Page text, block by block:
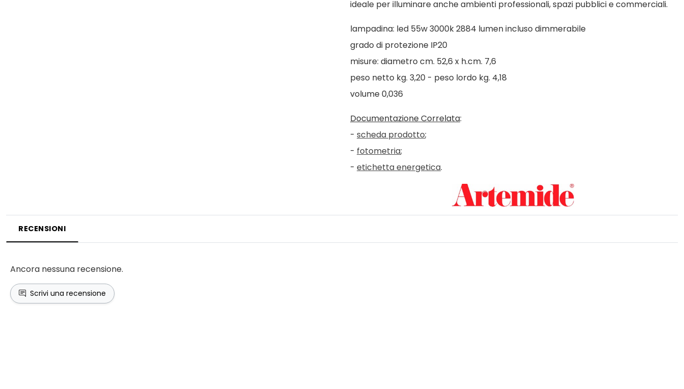
ideale per illuminare anche ambienti professionali, spazi pubblici e commerciali.
lampadina: led 55w 3000k 2884 lumen incluso dimmerabile
grado di protezione IP20
misure: diametro cm. 52,6 x h.cm. 7,6
peso netto kg. 3,20 - peso lordo kg. 4,18
volume 0,036
Documentazione Correlata:
- scheda prodotto;
- fotometria;
- etichetta energetica.
RECENSIONI
Ancora nessuna recensione.
Scrivi una recensione